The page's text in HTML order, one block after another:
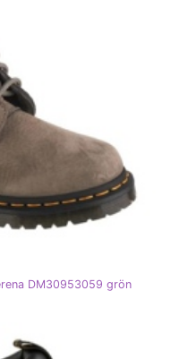
DM30953059 grön